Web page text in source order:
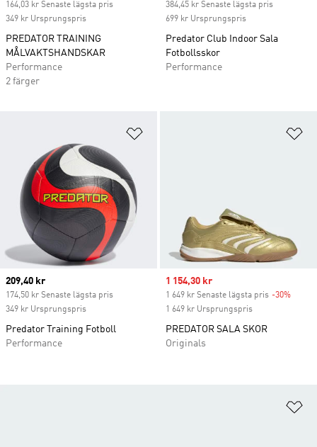
164,03 kr Senaste lägsta pris
349 kr Ursprungspris
PREDATOR TRAINING
MÅLVAKTSHANDSKAR
Performance
2 färger
384,45 kr Senaste lägsta pris
699 kr Ursprungspris
Predator Club Indoor Sala
Fotbollsskor
Performance
Current price
209,40 kr
174,50 kr Senaste lägsta pris
349 kr Ursprungspris
Predator Training Fotboll
Performance
Sale price
1 154,30 kr
1 649 kr Senaste lägsta pris -30%
1 649 kr Ursprungspris
PREDATOR SALA SKOR
Originals